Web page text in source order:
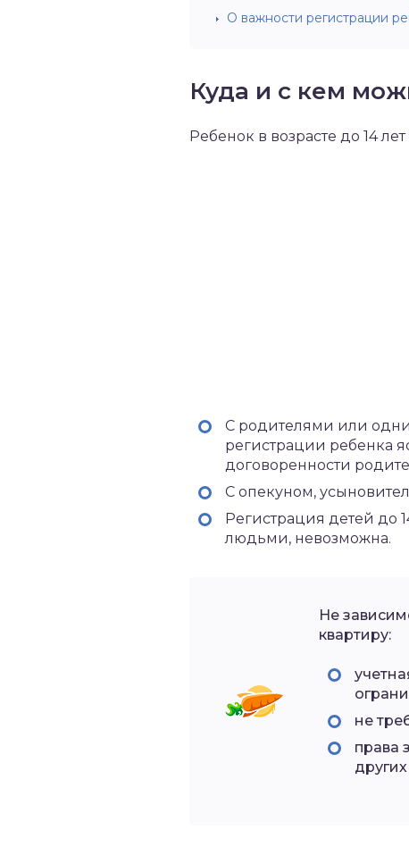
О важности регистрации
Куда и с кем
Ребенок в возрасте до 14
С родителями или
регистрации ребенка
договоренности
С опекуном,
Регистрация детей до
людьми, невозможна.
Не
квартиру:
не
права